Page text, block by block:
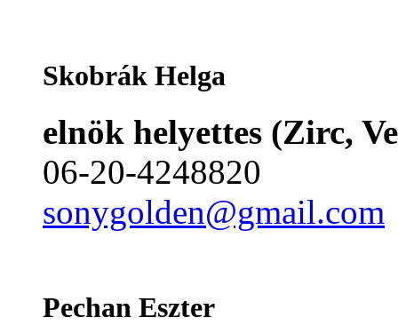
Skobrák Helga
elnök helyettes (Zirc,
06-20-4248820
sonygolden@gmail.com
Pechan Eszter